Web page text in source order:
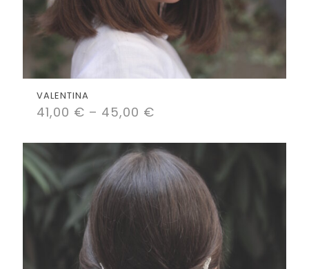
VALENTINA
41,00 € – 45,00 €